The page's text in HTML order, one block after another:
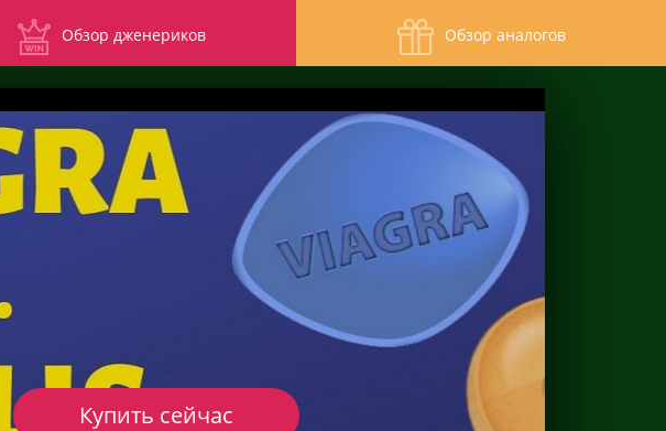
Обзор дженериков Обзор аналогов
Купить сейчас